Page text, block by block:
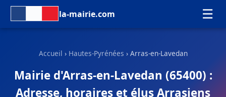
la-mairie.com ☰
Accueil › Hautes-Pyrénées › Arras-en-Lavedan
Mairie d'Arras-en-Lavedan (65400) :
Adresse, horaires et élus Arrasiens